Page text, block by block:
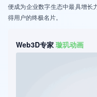
便成为企业数字生态中最具增长
得用户的终极名片。
Web3D专家 璇玑动画